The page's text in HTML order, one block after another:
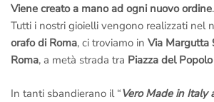
Whatsapp+39 3446696789(Solo
Laboratorio di produzione: Via Margutta
Anelli.it(A destra della scalinata di Trinità
Piazza di Spagna.
Viene creato a mano ad ogni nuovo ordine.
Tutti i nostri gioielli vengono realizzati nel
orafo di Roma, ci troviamo in Via Margutta
Roma, a metà strada tra Piazza del Popolo
In tanti sbandierano il “Vero Made in Italy